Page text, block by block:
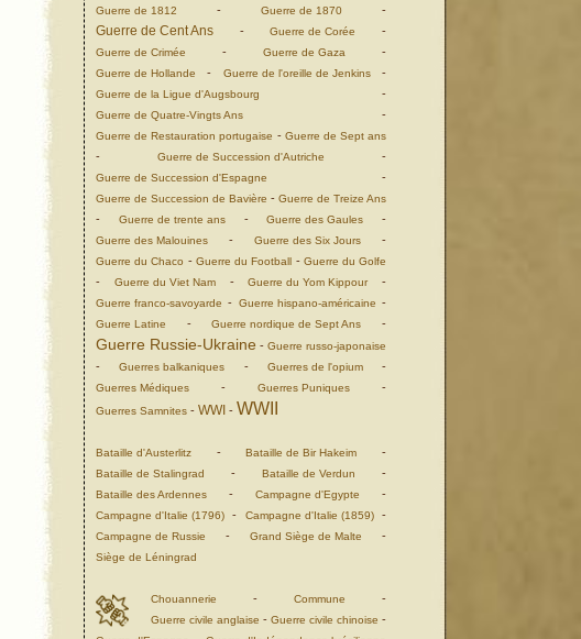
Guerre de 1812 - Guerre de 1870 -
Guerre de Cent Ans -Guerre de Corée -
Guerre de Crimée - Guerre de Gaza -
Guerre de Hollande - Guerre de l'oreille de Jenkins-
Guerre de la Ligue d'Augsbourg -
Guerre de Quatre-Vingts Ans -
Guerre de Restauration portugaise - Guerre de Sept ans
- Guerre de Succession d'Autriche -
Guerre de Succession d'Espagne -
Guerre de Succession de Bavière - Guerre de Treize Ans
- Guerre de trente ans-Guerre des Gaules -
Guerre des Malouines - Guerre des Six Jours -
Guerre du Chaco - Guerre du Football - Guerre du Golfe
- Guerre du Viet Nam-Guerre du Yom Kippour-
Guerre franco-savoyarde - Guerre hispano-américaine -
Guerre Latine -Guerre nordique de Sept Ans -
Guerre Russie-Ukraine - Guerre russo-japonaise
-Guerres balkaniques - Guerres de l'opium-
Guerres Médiques - Guerres Puniques -
Guerres Samnites - WWI - WWII
Bataille d'Austerlitz -Bataille de Bir Hakeim -
Bataille de Stalingrad - Bataille de Verdun -
Bataille des Ardennes - Campagne d'Egypte -
Campagne d'Italie (1796) - Campagne d'Italie (1859)-
Campagne de Russie - Grand Siège de Malte -
Siège de Léningrad
Chouannerie - Commune -
Guerre civile anglaise - Guerre civile chinoise -